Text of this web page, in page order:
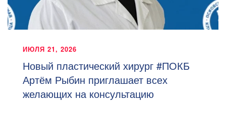
ИЮЛЯ 21, 2026
Новый пластический хирург #ПОКБ
Артём Рыбин приглашает всех
желающих на консультацию